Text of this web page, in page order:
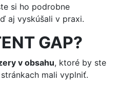
si ho podrobne
aj vyskúšali v praxi.
GAP?
v obsahu, ktoré by ste
mali vyplniť.